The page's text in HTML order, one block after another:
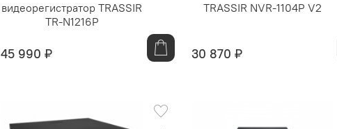
видеорегистратор TRASSIR
TR-N1216P
45 990 ₽
TRASSIR NVR-1104P V2
30 870 ₽